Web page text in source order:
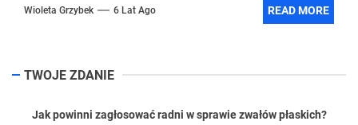
Wioleta Grzybek 6 Lat Ago READ MORE
TWOJE ZDANIE
Jak powinni zagłosować radni w sprawie zwałów płaskich?